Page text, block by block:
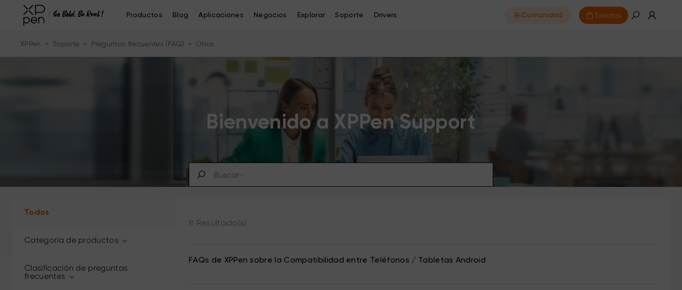
Productos Blog Aplicaciones Negocios Explorar Soporte Drivers Comunidad Tiendas
XPPen > Soporte > Preguntas frecuentes (FAQ) > Otros
Bienvenido a XPPen Support
Todos
Categoría de productos
Clasificación de preguntas
frecuentes
8 Resultado(s)
FAQs de XPPen sobre la Compatibilidad entre Teléfonos / Tabletas Android